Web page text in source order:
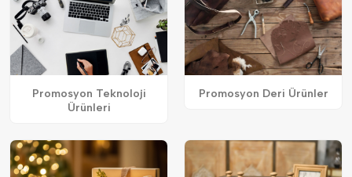
Promosyon Teknoloji
Ürünleri
Promosyon Deri Ürünler